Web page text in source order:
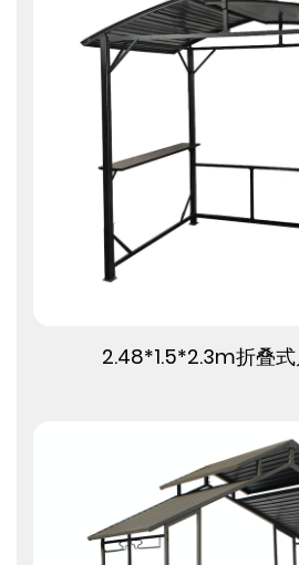
查看更多
2.48*1.5*2.3m折叠